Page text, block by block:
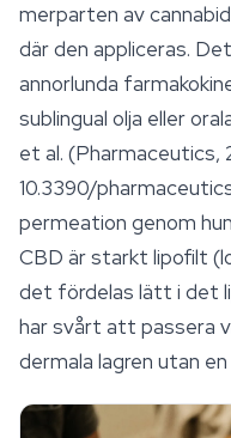
merparten av
där den appliceras.
annorlunda
sublingual olja eller
et al. (Pharmaceutics,
10.3390/
permeation genom
CBD är starkt lipofilt
det fördelas lätt i det
har svårt att passera
dermala lagren utan